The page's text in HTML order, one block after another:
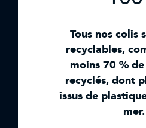
Tous nos colis
recyclables,
moins 70 %
recyclés, dont
issus de
mer.